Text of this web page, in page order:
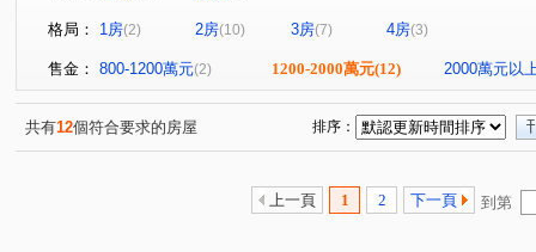
日昇大道 京澄園朗 大和富居 (2) 善美館
經國二路(1) 大興路 經國路(1) 有恆路 (1)
文中東
樹仁三街(1) 吉安街(1) 中央街(1) 文中三路(3)
中埔
興林路(1) 溫州一路 幸福路 (1) 寶慶路(1)
中華路
中正路(1)
格局： 1房(2) 2房(10) 3房(7) 4房(3)
售金： 800-1200萬元(2) 1200-2000萬元(12) 2000萬元以
共有12個符合要求的房屋 排序：
上一頁 1 2 下一頁 到第